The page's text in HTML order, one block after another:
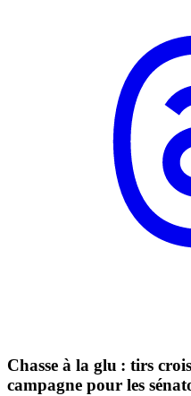
Chasse à la glu : tirs
campagne pour les